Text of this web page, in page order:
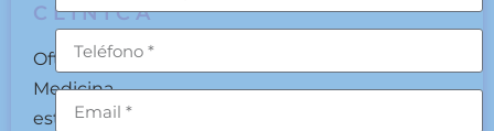
CLÍNICA
Oftalmología,
Medicina
estética